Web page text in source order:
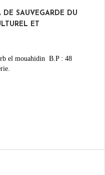
SAUVEGARDE DU
ET
el mouahidin B.P : 48